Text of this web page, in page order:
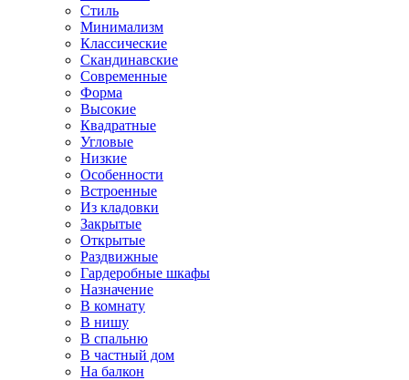
Стиль
Минимализм
Классические
Скандинавские
Современные
Форма
Высокие
Квадратные
Угловые
Низкие
Особенности
Встроенные
Из кладовки
Закрытые
Открытые
Раздвижные
Гардеробные шкафы
Назначение
В комнату
В нишу
В спальню
В частный дом
На балкон